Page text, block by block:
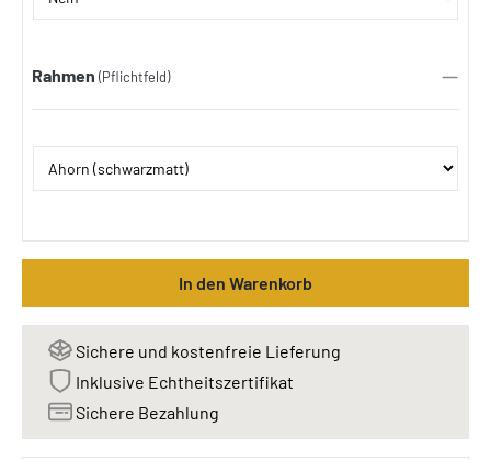
Rahmen (Pflichtfeld)
In den Warenkorb
Sichere und kostenfreie Lieferung
Inklusive Echtheitszertifikat
Sichere Bezahlung